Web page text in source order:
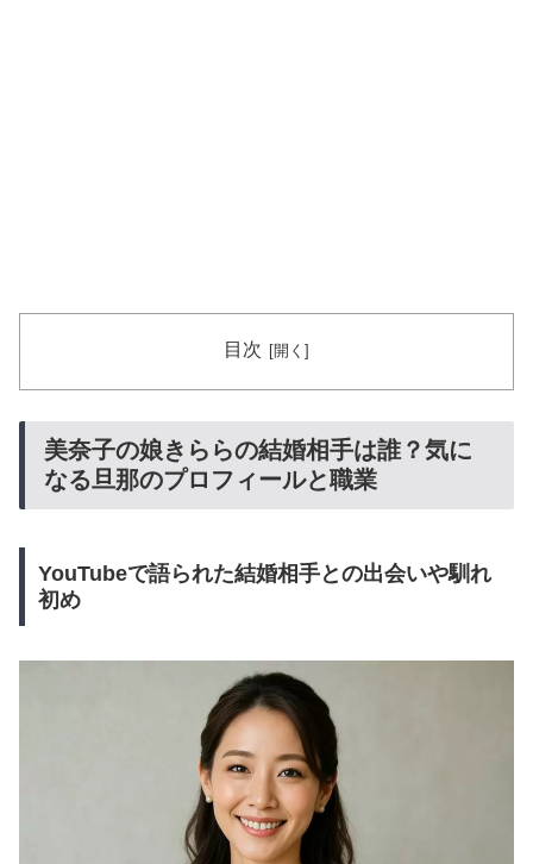
目次
美奈子の娘きららの結婚相手は誰？気に
なる旦那のプロフィールと職業
YouTubeで語られた結婚相手との出会いや馴れ
初め